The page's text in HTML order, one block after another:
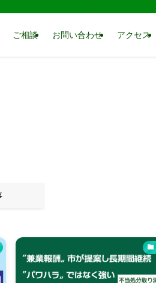
ご相談 お問い合わせ アクセス